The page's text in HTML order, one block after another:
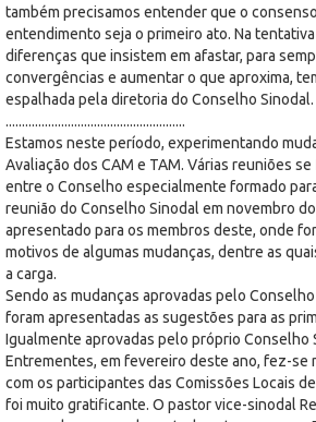
também precisamos entender que o
entendimento seja o primeiro ato. Na
diferenças que insistem em afastar, para
convergências e aumentar o que aproxima,
espalhada pela diretoria do Conselho Sinodal.
.......................................................
Estamos neste período, experimentando
Avaliação dos CAM e TAM. Várias reuniões
entre o Conselho especialmente formado
reunião do Conselho Sinodal em novembro
apresentado para os membros deste, onde
motivos de algumas mudanças, dentre as
a carga.
Sendo as mudanças aprovadas pelo
foram apresentadas as sugestões para as
Igualmente aprovadas pelo próprio Conselho
Entrementes, em fevereiro deste ano, fez-se
com os participantes das Comissões Locais
foi muito gratificante. O pastor vice-sinodal